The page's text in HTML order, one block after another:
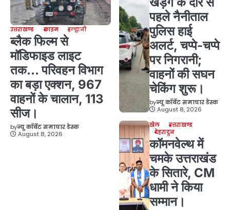
उत्तराखण्ड क्राइम हल्द्वानी
ब्लैक फिल्म से
मॉडिफाइड लाइट
तक… परिवहन विभाग
का बड़ा एक्शन, 967
वाहनों के चालान, 113
सीज।
byन्यू कॉर्बेट समाचार डेस्क
August 8, 2026
पहले नैनीताल
पुलिस हाई
अलर्ट, चप्पे-चप्पे
पर निगरानी;
वाहनों की सघन
चेकिंग शुरू।
byन्यू कॉर्बेट समाचार डेस्क
August 8, 2026
खेल
उत्तराखण्ड
देहरादून
कॉमनवेल्थ में
चमके उत्तराखंड
के सितारे, CM
धामी ने किया
सम्मान।